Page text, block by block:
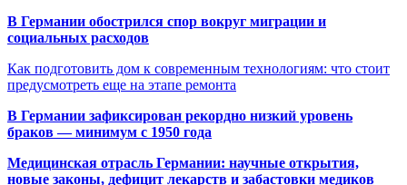
В Германии обострился спор вокруг миграции и
социальных расходов
Как подготовить дом к современным технологиям: что стоит
предусмотреть еще на этапе ремонта
В Германии зафиксирован рекордно низкий уровень
браков — минимум с 1950 года
Медицинская отрасль Германии: научные открытия,
новые законы, дефицит лекарств и забастовки медиков